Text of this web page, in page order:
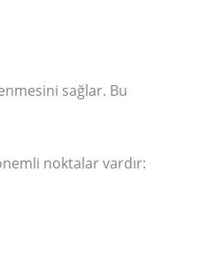
sağlar. Bu
noktalar vardır: